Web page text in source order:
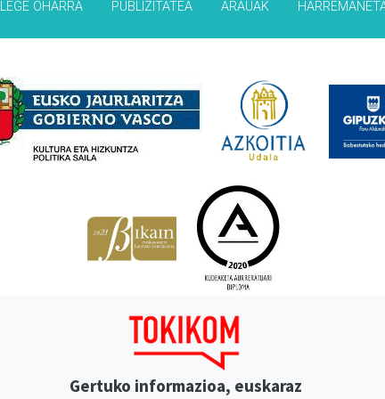
LEGE OHARRA PUBLIZITATEA ARAUAK
Gertuko informazioa, euskaraz